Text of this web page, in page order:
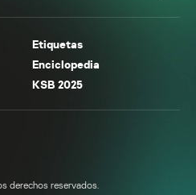
Etiquetas
Enciclopedia
KSB 2025
derechos reservados.